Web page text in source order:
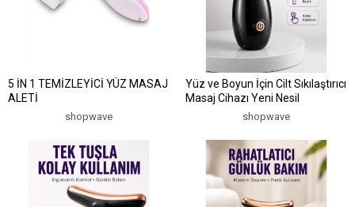
5 İN 1 TEMİZLEYİCİ YÜZ MASAJ
ALETİ
shopwave
Yüz ve Boyun İçin Cilt Sıkılaştırıcı
Masaj Cihazı Yeni Nesil
shopwave